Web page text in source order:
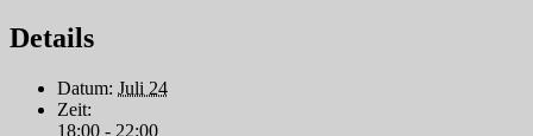
Details
Datum: Juli 24
Zeit:
18:00 - 22:00